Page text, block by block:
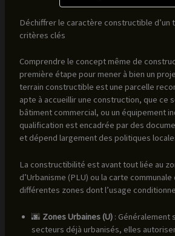
Déchiffrer le caractère constructible d’un
critères clés
Comprendre le concept même de
première étape pour mener à bien un
terrain constructible est une parcelle
apte à accueillir une construction, que ce
bâtiment commercial, ou un équipement
qualification est encadrée par des
et dépend largement des politiques
La constructibilité est avant tout liée au
d’Urbanisme (PLU) ou la carte
différentes zones dont l’usage
🌆 Zones Urbaines (U): Généralement
secteurs déjà urbanisés, elles